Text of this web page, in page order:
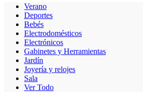
Verano
Deportes
Bebés
Electrodomésticos
Electrónicos
Gabinetes y Herramientas
Jardín
Joyería y relojes
Sala
Ver Todo